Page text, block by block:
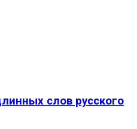
слов русского